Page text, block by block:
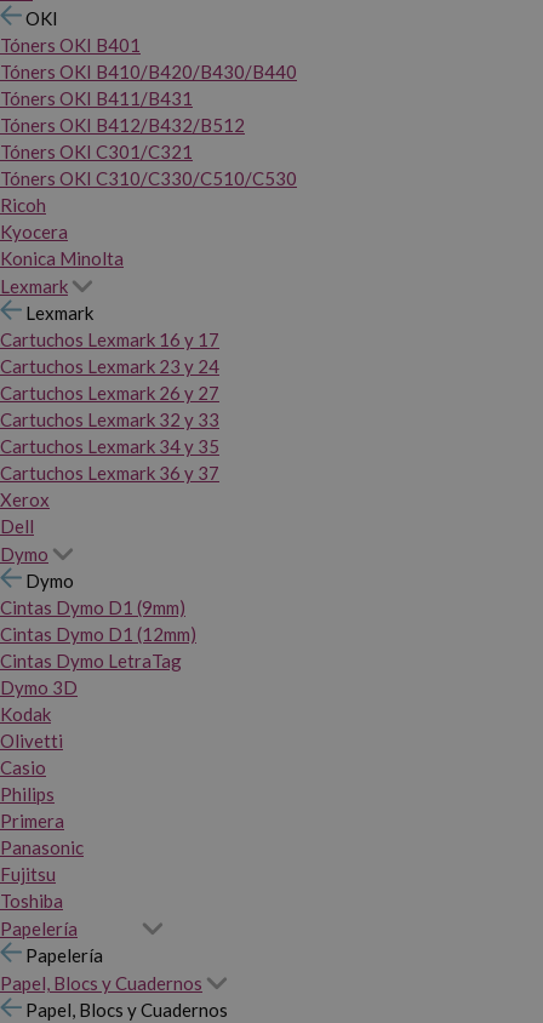
OKI
Tóners OKI B401
Tóners OKI B410/B420/B430/B440
Tóners OKI B411/B431
Tóners OKI B412/B432/B512
Tóners OKI C301/C321
Tóners OKI C310/C330/C510/C530
Ricoh
Kyocera
Konica Minolta
Lexmark
Lexmark
Cartuchos Lexmark 16 y 17
Cartuchos Lexmark 23 y 24
Cartuchos Lexmark 26 y 27
Cartuchos Lexmark 32 y 33
Cartuchos Lexmark 34 y 35
Cartuchos Lexmark 36 y 37
Xerox
Dell
Dymo
Dymo
Cintas Dymo D1 (9mm)
Cintas Dymo D1 (12mm)
Cintas Dymo LetraTag
Dymo 3D
Kodak
Olivetti
Casio
Philips
Primera
Panasonic
Fujitsu
Toshiba
Papelería
Papelería
Papel, Blocs y Cuadernos
Papel, Blocs y Cuadernos